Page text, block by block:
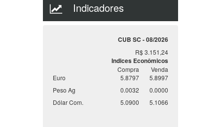
Indicadores
CUB SC - 08/2026
R$ 3.151,24
Indices Econômicos
Compra
Venda
Euro
5.8797
5.8997
Peso Ag
0.0032
0.0000
Dólar Com.
5.0900 5.1066